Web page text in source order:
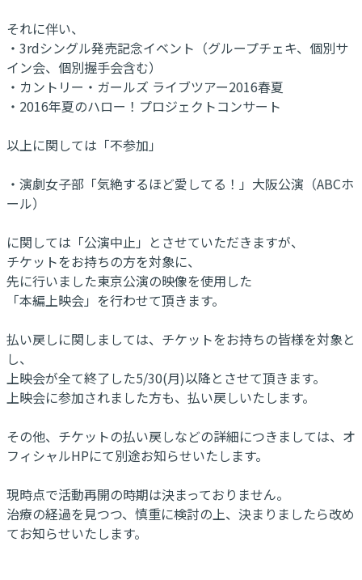
それに伴い、
・3rdシングル発売記念イベント（グループチェキ、個別サ
イン会、個別握手会含む）
・カントリー・ガールズ ライブツアー2016春夏
・2016年夏のハロー！プロジェクトコンサート
以上に関しては「不参加」
・演劇女子部「気絶するほど愛してる！」大阪公演（ABCホ
ール）
に関しては「公演中止」とさせていただきますが、
チケットをお持ちの方を対象に、
先に行いました東京公演の映像を使用した
「本編上映会」を行わせて頂きます。
払い戻しに関しましては、チケットをお持ちの皆様を対象と
し、
上映会が全て終了した5/30(月)以降とさせて頂きます。
上映会に参加されました方も、払い戻しいたします。
その他、チケットの払い戻しなどの詳細につきましては、オ
フィシャルHPにて別途お知らせいたします。
現時点で活動再開の時期は決まっておりません。
治療の経過を見つつ、慎重に検討の上、決まりましたら改め
てお知らせいたします。